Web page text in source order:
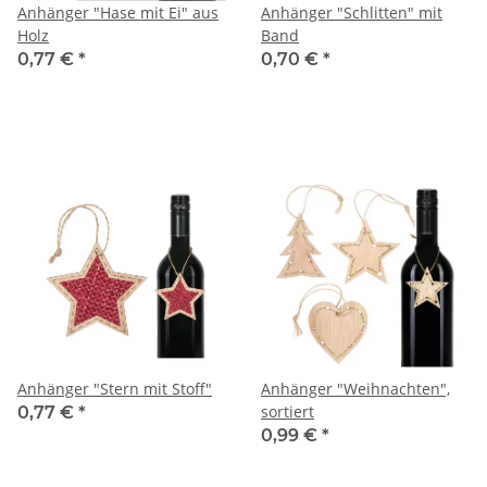
Anhänger "Hase mit Ei" aus
Holz
0,77 € *
Anhänger "Schlitten" mit
Band
0,70 € *
Anhänger "Stern mit Stoff"
0,77 € *
Anhänger "Weihnachten",
sortiert
0,99 € *